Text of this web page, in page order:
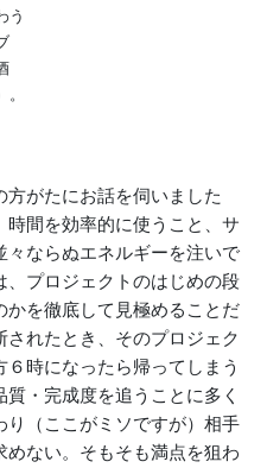
う
。
がたにお話を伺いました
間を効率的に使うこと、サ
々ならぬエネルギーを注いで
、プロジェクトのはじめの段
かを徹底して見極めることだ
れたとき、そのプロジェク
６時になったら帰ってしまう
・完成度を追うことに多く
（ここがミソですが）相手
ない。そもそも満点を狙わ